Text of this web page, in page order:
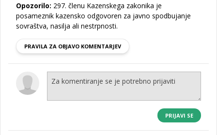
Opozorilo: 297. členu Kazenskega zakonika je
posameznik kazensko odgovoren za javno spodbujanje
sovraštva, nasilja ali nestrpnosti.
PRAVILA ZA OBJAVO KOMENTARJEV
PRIJAVI SE